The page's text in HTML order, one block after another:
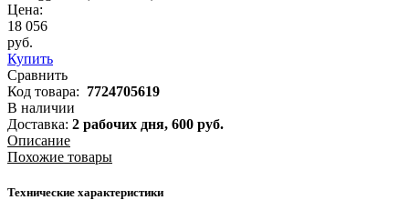
Цена:
18 056
руб.
Купить
Сравнить
Код товара: 7724705619
В наличии
Доставка: 2 рабочих дня, 600 руб.
Описание
Похожие товары
Технические характеристики